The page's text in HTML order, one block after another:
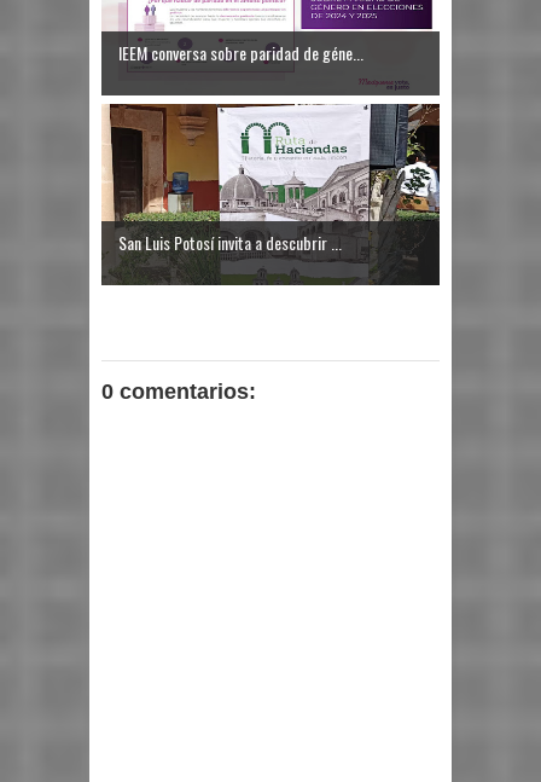
IEEM conversa sobre paridad de géne...
San Luis Potosí invita a descubrir ...
0 comentarios: